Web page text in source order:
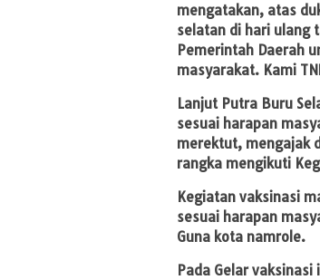
mengatakan, atas
selatan di hari ulang
Pemerintah Daerah
masyarakat. Kami
Lanjut Putra Buru
sesuai harapan
merektut, mengajak
rangka mengikuti
Kegiatan vaksinasi
sesuai harapan
Guna kota namrole.
Pada Gelar